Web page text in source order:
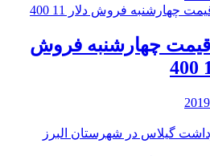
قیمت چهارشنبه فروش